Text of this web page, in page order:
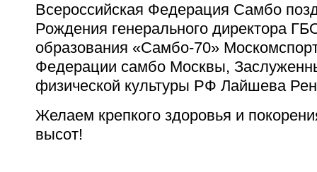
Всероссийская Федерация Самбо
Рождения генерального директора
образования «Самбо-70»
Федерации самбо Москвы,
физической культуры РФ Лайшева
Желаем крепкого здоровья и
высот!